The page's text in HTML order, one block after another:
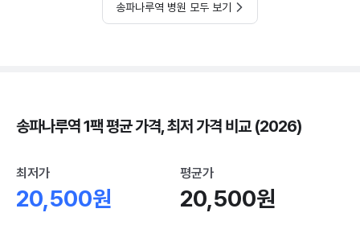
송파나루역 병원 모두 보기
송파나루역 1팩 평균 가격, 최저 가격 비교 (2026)
최저가
20,500원
평균가
20,500원